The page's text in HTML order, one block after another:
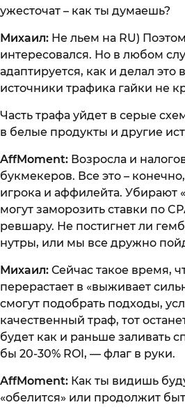
ужесточат – как ты думаешь?
Михаил: Не льем на RU)
интересовался. Но в любом
адаптируется, как и делал это
источники трафика гайки не
Часть трафа уйдет в серые
в белые продукты и другие
AffMoment: Возросла и
букмекеров. Все это –
игрока и аффилейта. Убирают
могут заморозить ставки по
ревшару. Не постигнет ли
нутры, или мы все дружно
Михаил: Сейчас такое время,
перерастает в «выживает
смогут подобрать подходы,
качественный траф, тот
будет как и раньше заливать
бы 20-30% ROI, — флаг в руки.
AffMoment: Как ты видишь
«обелится» или продолжит